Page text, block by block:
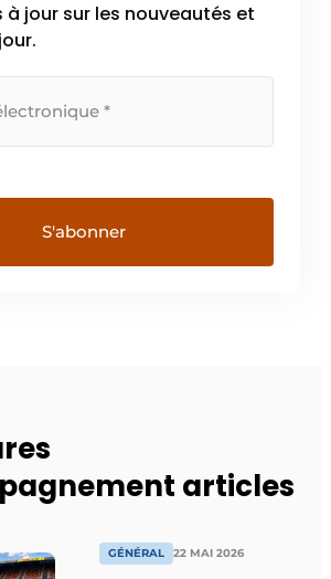
à jour sur les nouveautés et
articles
GÉNÉRAL 22 MAI 2026